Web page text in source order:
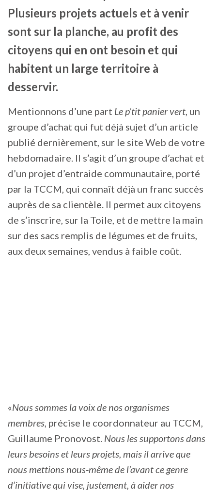
Plusieurs projets actuels et à venir
sont sur la planche, au profit des
citoyens qui en ont besoin et qui
habitent un large territoire à
desservir.
Mentionnons d’une part Le p’tit panier vert , un
groupe d’achat qui fut déjà sujet d’un article
publié dernièrement, sur le site Web de votre
hebdomadaire. Il s’agit d’un groupe d’achat et
d’un projet d’entraide communautaire, porté
par la TCCM, qui connaît déjà un franc succès
auprès de sa clientèle. Il permet aux citoyens
de s’inscrire, sur la Toile, et de mettre la main
sur des sacs remplis de légumes et de fruits,
aux deux semaines, vendus à faible coût.
«Nous sommes la voix de nos organismes
membres, précise le coordonnateur au TCCM,
Guillaume Pronovost. Nous les supportons dans
leurs besoins et leurs projets, mais il arrive que
nous mettions nous-même de l’avant ce genre
d’initiative qui vise, justement, à aider nos